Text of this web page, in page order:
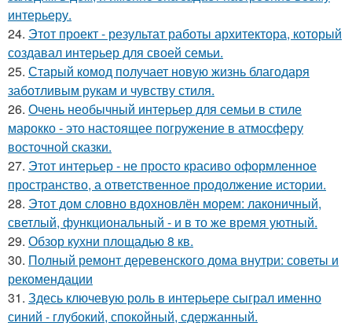
интерьеру.
24. Этот проект - результат работы архитектора, который
создавал интерьер для своей семьи.
25. Старый комод получает новую жизнь благодаря
заботливым рукам и чувству стиля.
26. Очень необычный интерьер для семьи в стиле
марокко - это настоящее погружение в атмосферу
восточной сказки.
27. Этот интерьер - не просто красиво оформленное
пространство, а ответственное продолжение истории.
28. Этот дом словно вдохновлён морем: лаконичный,
светлый, функциональный - и в то же время уютный.
29. Обзор кухни площадью 8 кв.
30. Полный ремонт деревенского дома внутри: советы и
рекомендации
31. Здесь ключевую роль в интерьере сыграл именно
синий - глубокий, спокойный, сдержанный.